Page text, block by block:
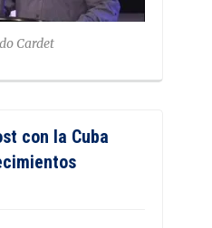
Cardet
con la Cuba